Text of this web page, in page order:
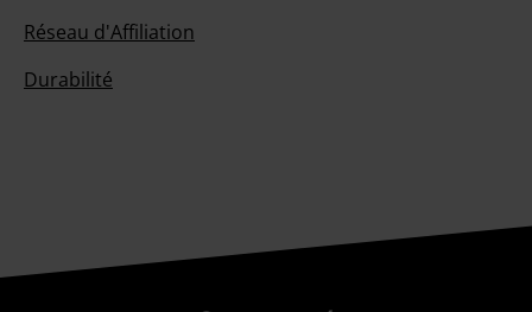
Réseau d'Affiliation
Durabilité